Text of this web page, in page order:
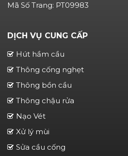
Mã Số Trang: PT09983
DỊCH VỤ CUNG CẤP
Hút hầm cầu
Thông cống nghẹt
Thông bồn cầu
Thông chậu rửa
Nạo Vét
Xử lý mùi
Sửa cầu cống